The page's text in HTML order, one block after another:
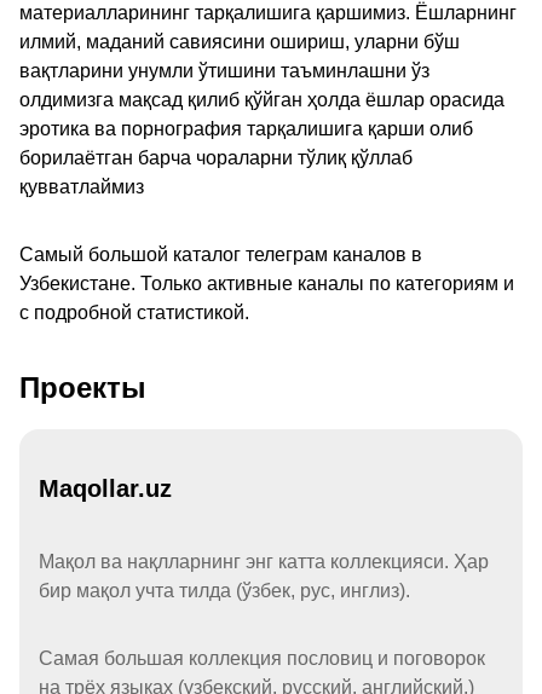
материалларининг тарқалишига қаршимиз. Ёшларнинг
илмий, маданий савиясини ошириш, уларни бўш
вақтларини унумли ўтишини таъминлашни ўз
олдимизга мақсад қилиб қўйган ҳолда ёшлар орасида
эротика ва порнография тарқалишига қарши олиб
борилаётган барча чораларни тўлиқ қўллаб
қувватлаймиз
Самый большой каталог телеграм каналов в
Узбекистане. Только активные каналы по категориям и
с подробной статистикой.
Проекты
Maqollar.uz
Мақол ва нақлларнинг энг катта коллекцияси. Ҳар
бир мақол учта тилда (ўзбек, рус, инглиз).
Самая большая коллекция пословиц и поговорок
на трёх языках (узбекский, русский, английский.)